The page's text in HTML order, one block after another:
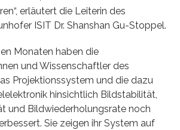
erläutert die Leiterin des
ISIT Dr. Shanshan Gu-Stoppel.
Monaten haben die
und Wissenschaftler des
Projektionssystem und die dazu
hinsichtlich Bildstabilität,
und Bildwiederholungsrate noch
Sie zeigen ihr System auf